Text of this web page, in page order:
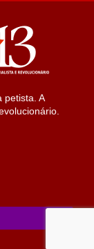
petista. A